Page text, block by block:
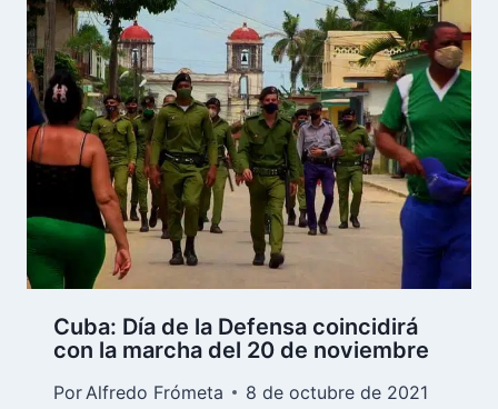
Cuba: Día de la Defensa coincidirá
con la marcha del 20 de noviembre
Por Alfredo Frómeta 8 de octubre de 2021